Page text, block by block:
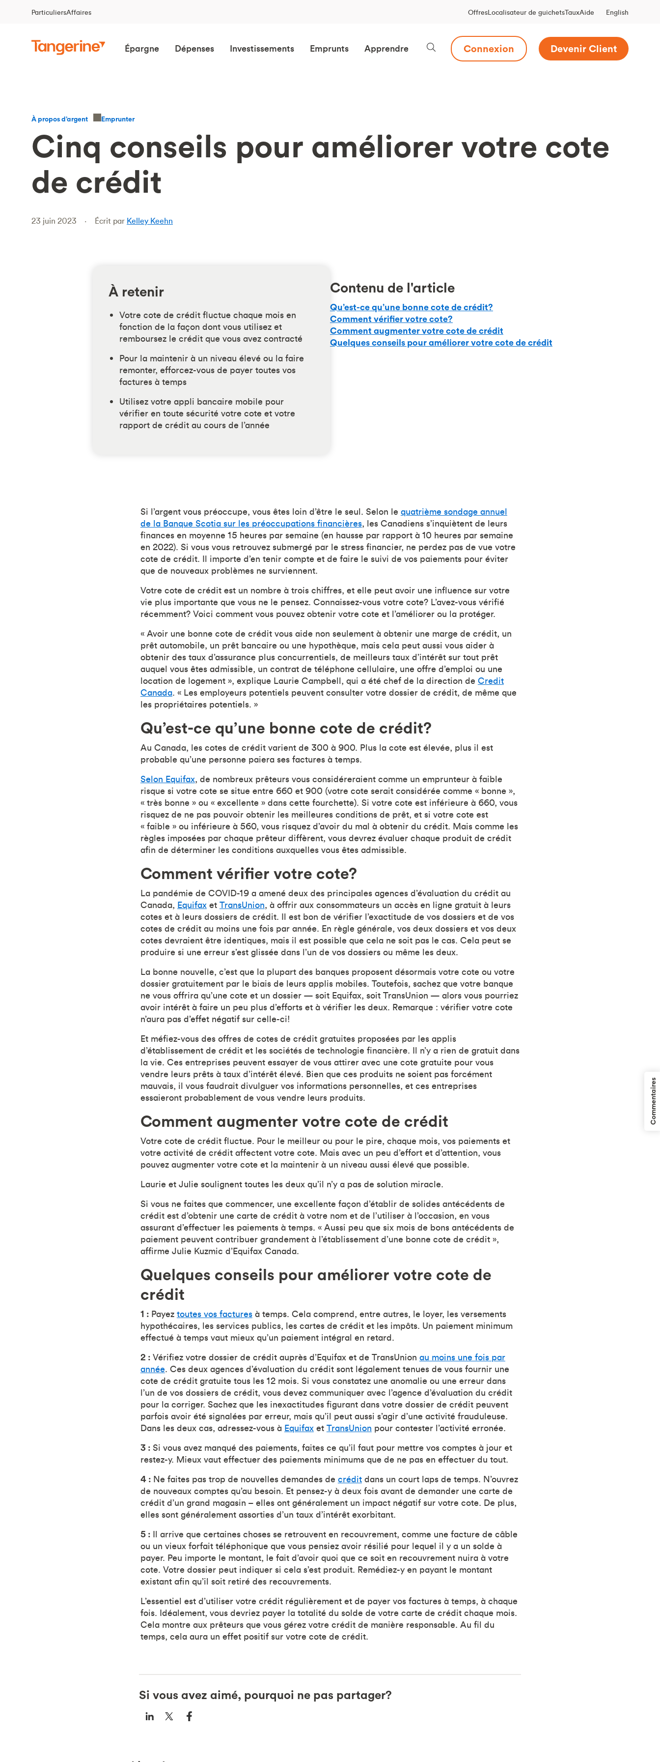
ParticuliersAffaires OffresLocalisateur de guichetsTauxAide English
Épargne Dépenses Investissements Emprunts Apprendre Connexion Devenir Client
À propos d’argent Emprunter
Cinq conseils pour améliorer votre cote
de crédit
23 juin 2023 Écrit par Kelley Keehn
À retenir
Votre cote de crédit fluctue chaque mois en
fonction de la façon dont vous utilisez et
remboursez le crédit que vous avez contracté
Pour la maintenir à un niveau élevé ou la faire
remonter, efforcez-vous de payer toutes vos
factures à temps
Utilisez votre appli bancaire mobile pour
vérifier en toute sécurité votre cote et votre
rapport de crédit au cours de l’année
Contenu de l'article
Qu’est-ce qu’une bonne cote de crédit?
Comment vérifier votre cote?
Comment augmenter votre cote de crédit
Quelques conseils pour améliorer votre cote de crédit
Si l’argent vous préoccupe, vous êtes loin d’être le seul. Selon le quatrième sondage annuel
de la Banque Scotia sur les préoccupations financières, les Canadiens s’inquiètent de leurs
finances en moyenne 15 heures par semaine (en hausse par rapport à 10 heures par semaine
en 2022). Si vous vous retrouvez submergé par le stress financier, ne perdez pas de vue votre
cote de crédit. Il importe d’en tenir compte et de faire le suivi de vos paiements pour éviter
que de nouveaux problèmes ne surviennent.
Votre cote de crédit est un nombre à trois chiffres, et elle peut avoir une influence sur votre
vie plus importante que vous ne le pensez. Connaissez-vous votre cote? L’avez-vous vérifié
récemment? Voici comment vous pouvez obtenir votre cote et l’améliorer ou la protéger.
« Avoir une bonne cote de crédit vous aide non seulement à obtenir une marge de crédit, un
prêt automobile, un prêt bancaire ou une hypothèque, mais cela peut aussi vous aider à
obtenir des taux d’assurance plus concurrentiels, de meilleurs taux d’intérêt sur tout prêt
auquel vous êtes admissible, un contrat de téléphone cellulaire, une offre d’emploi ou une
location de logement », explique Laurie Campbell, qui a été chef de la direction de Credit
Canada. « Les employeurs potentiels peuvent consulter votre dossier de crédit, de même que
les propriétaires potentiels. »
Qu’est-ce qu’une bonne cote de crédit?
Au Canada, les cotes de crédit varient de 300 à 900. Plus la cote est élevée, plus il est
probable qu’une personne paiera ses factures à temps.
Selon Equifax, de nombreux prêteurs vous considéreraient comme un emprunteur à faible
risque si votre cote se situe entre 660 et 900 (votre cote serait considérée comme « bonne »,
« très bonne » ou « excellente » dans cette fourchette). Si votre cote est inférieure à 660, vous
risquez de ne pas pouvoir obtenir les meilleures conditions de prêt, et si votre cote est
« faible » ou inférieure à 560, vous risquez d’avoir du mal à obtenir du crédit. Mais comme les
règles imposées par chaque prêteur diffèrent, vous devrez évaluer chaque produit de crédit
afin de déterminer les conditions auxquelles vous êtes admissible.
Comment vérifier votre cote?
La pandémie de COVID-19 a amené deux des principales agences d’évaluation du crédit au
Canada, Equifaxet TransUnion, à offrir aux consommateurs un accès en ligne gratuit à leurs
cotes et à leurs dossiers de crédit. Il est bon de vérifier l’exactitude de vos dossiers et de vos
cotes de crédit au moins une fois par année. En règle générale, vos deux dossiers et vos deux
cotes devraient être identiques, mais il est possible que cela ne soit pas le cas. Cela peut se
produire si une erreur s’est glissée dans l’un de vos dossiers ou même les deux.
La bonne nouvelle, c’est que la plupart des banques proposent désormais votre cote ou votre
dossier gratuitement par le biais de leurs applis mobiles. Toutefois, sachez que votre banque
ne vous offrira qu’une cote et un dossier — soit Equifax, soit TransUnion — alors vous pourriez
avoir intérêt à faire un peu plus d’efforts et à vérifier les deux. Remarque : vérifier votre cote
n’aura pas d’effet négatif sur celle-ci!
Et méfiez-vous des offres de cotes de crédit gratuites proposées par les applis
d’établissement de crédit et les sociétés de technologie financière. Il n’y a rien de gratuit dans
la vie. Ces entreprises peuvent essayer de vous attirer avec une cote gratuite pour vous
vendre leurs prêts à taux d’intérêt élevé. Bien que ces produits ne soient pas forcément
mauvais, il vous faudrait divulguer vos informations personnelles, et ces entreprises
essaieront probablement de vous vendre leurs produits.
Comment augmenter votre cote de crédit
Votre cote de crédit fluctue. Pour le meilleur ou pour le pire, chaque mois, vos paiements et
votre activité de crédit affectent votre cote. Mais avec un peu d’effort et d’attention, vous
pouvez augmenter votre cote et la maintenir à un niveau aussi élevé que possible.
Laurie et Julie soulignent toutes les deux qu’il n’y a pas de solution miracle.
Si vous ne faites que commencer, une excellente façon d’établir de solides antécédents de
crédit est d’obtenir une carte de crédit à votre nom et de l’utiliser à l’occasion, en vous
assurant d’effectuer les paiements à temps. « Aussi peu que six mois de bons antécédents de
paiement peuvent contribuer grandement à l’établissement d’une bonne cote de crédit »,
affirme Julie Kuzmic d’Equifax Canada.
Quelques conseils pour améliorer votre cote de
crédit
1 : Payez toutes vos facturesà temps. Cela comprend, entre autres, le loyer, les versements
hypothécaires, les services publics, les cartes de crédit et les impôts. Un paiement minimum
effectué à temps vaut mieux qu’un paiement intégral en retard.
2 : Vérifiez votre dossier de crédit auprès d’Equifax et de TransUnion au moins une fois par
année. Ces deux agences d’évaluation du crédit sont légalement tenues de vous fournir une
cote de crédit gratuite tous les 12 mois. Si vous constatez une anomalie ou une erreur dans
l’un de vos dossiers de crédit, vous devez communiquer avec l’agence d’évaluation du crédit
pour la corriger. Sachez que les inexactitudes figurant dans votre dossier de crédit peuvent
parfois avoir été signalées par erreur, mais qu’il peut aussi s’agir d’une activité frauduleuse.
Dans les deux cas, adressez-vous à Equifaxet TransUnion pour contester l’activité erronée.
3 : Si vous avez manqué des paiements, faites ce qu’il faut pour mettre vos comptes à jour et
restez-y. Mieux vaut effectuer des paiements minimums que de ne pas en effectuer du tout.
4 : Ne faites pas trop de nouvelles demandes de créditdans un court laps de temps. N’ouvrez
de nouveaux comptes qu’au besoin. Et pensez-y à deux fois avant de demander une carte de
crédit d’un grand magasin – elles ont généralement un impact négatif sur votre cote. De plus,
elles sont généralement assorties d’un taux d’intérêt exorbitant.
5 : Il arrive que certaines choses se retrouvent en recouvrement, comme une facture de câble
ou un vieux forfait téléphonique que vous pensiez avoir résilié pour lequel il y a un solde à
payer. Peu importe le montant, le fait d’avoir quoi que ce soit en recouvrement nuira à votre
cote. Votre dossier peut indiquer si cela s’est produit. Remédiez-y en payant le montant
existant afin qu’il soit retiré des recouvrements.
L’essentiel est d’utiliser votre crédit régulièrement et de payer vos factures à temps, à chaque
fois. Idéalement, vous devriez payer la totalité du solde de votre carte de crédit chaque mois.
Cela montre aux prêteurs que vous gérez votre crédit de manière responsable. Au fil du
temps, cela aura un effet positif sur votre cote de crédit.
Si vous avez aimé, pourquoi ne pas partager?
Commentaires